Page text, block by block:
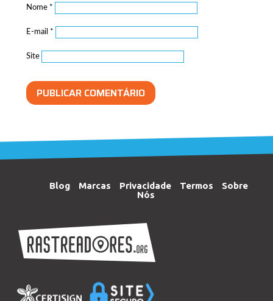
Nome *
E-mail *
Site
Blog Marcas Privacidade Termos
Sobre
Nós